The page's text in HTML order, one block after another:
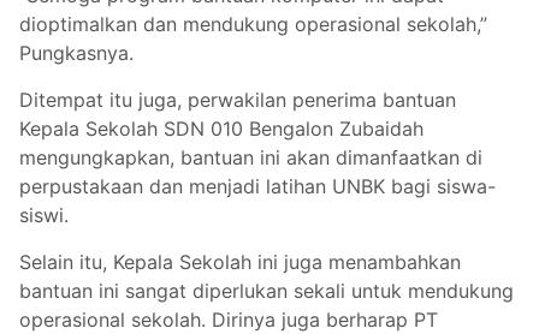
dioptimalkan dan mendukung operasional sekolah,”
Pungkasnya.
Ditempat itu juga, perwakilan penerima bantuan
Kepala Sekolah SDN 010 Bengalon Zubaidah
mengungkapkan, bantuan ini akan dimanfaatkan di
perpustakaan dan menjadi latihan UNBK bagi siswa-
siswi.
Selain itu, Kepala Sekolah ini juga menambahkan
bantuan ini sangat diperlukan sekali untuk mendukung
operasional sekolah. Dirinya juga berharap PT